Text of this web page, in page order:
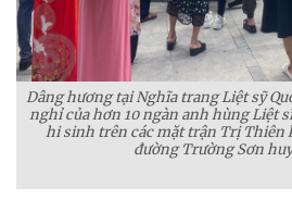
Dâng hương tại Nghĩa trang Liệt sỹ
nghỉ của hơn 10 ngàn anh hùng Liệt
hi sinh trên các mặt trận Trị Thiên
đường Trường Sơn